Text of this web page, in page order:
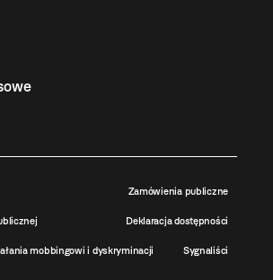
Zamówienia publiczne
Deklaracja dostępności
mobbingowi i dyskryminacji Sygnaliści